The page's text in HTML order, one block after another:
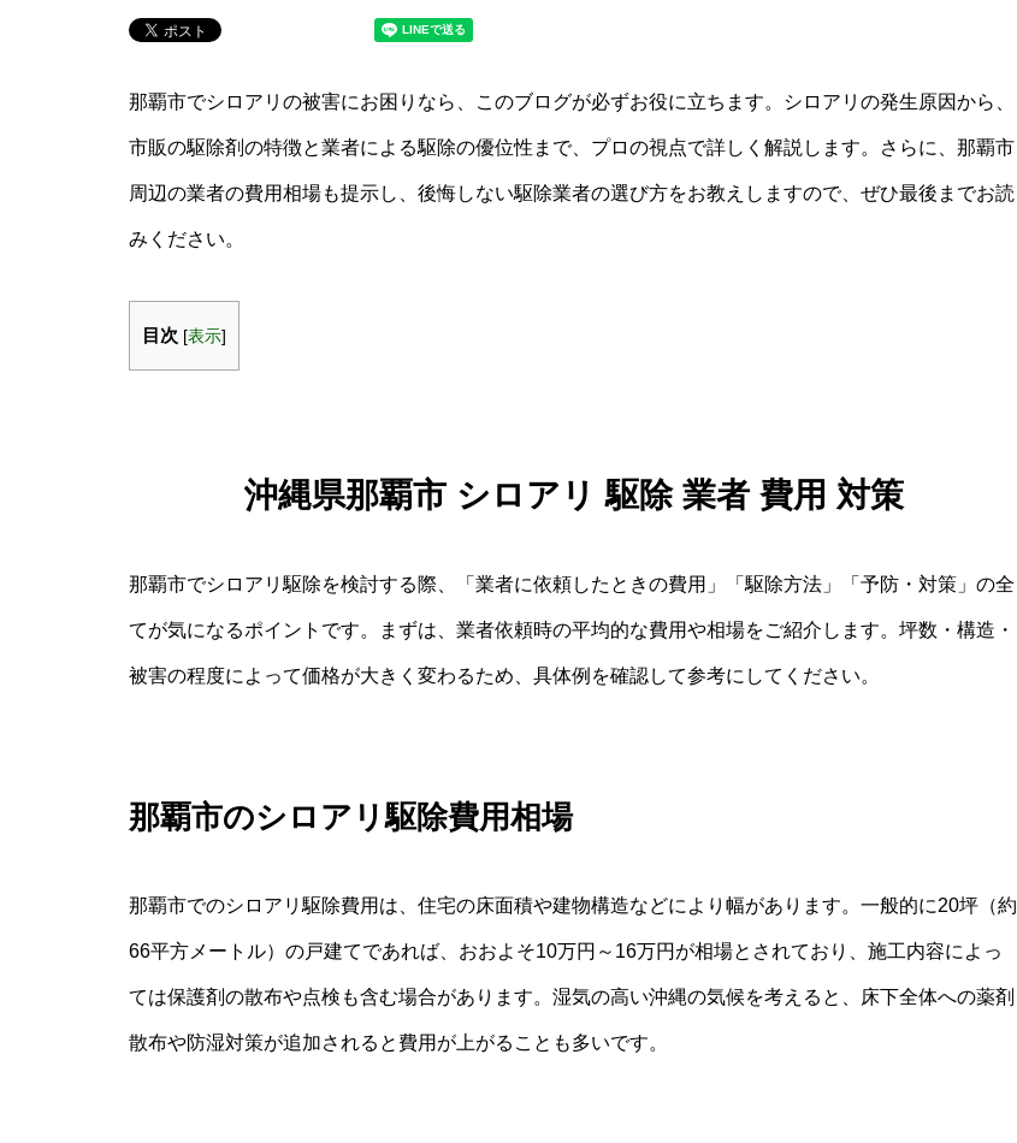
那覇市でシロアリの被害にお困りなら、このブログが必ずお役に立ちます。シロアリの発生原因から、
市販の駆除剤の特徴と業者による駆除の優位性まで、プロの視点で詳しく解説します。さらに、那覇市
周辺の業者の費用相場も提示し、後悔しない駆除業者の選び方をお教えしますので、ぜひ最後までお読
みください。
目次 [表示]
沖縄県那覇市 シロアリ 駆除 業者 費用 対策
那覇市でシロアリ駆除を検討する際、「業者に依頼したときの費用」「駆除方法」「予防・対策」の全
てが気になるポイントです。まずは、業者依頼時の平均的な費用や相場をご紹介します。坪数・構造・
被害の程度によって価格が大きく変わるため、具体例を確認して参考にしてください。
那覇市のシロアリ駆除費用相場
那覇市でのシロアリ駆除費用は、住宅の床面積や建物構造などにより幅があります。一般的に20坪（約
66平方メートル）の戸建てであれば、おおよそ10万円～16万円が相場とされており、施工内容によっ
ては保護剤の散布や点検も含む場合があります。湿気の高い沖縄の気候を考えると、床下全体への薬剤
散布や防湿対策が追加されると費用が上がることも多いです。